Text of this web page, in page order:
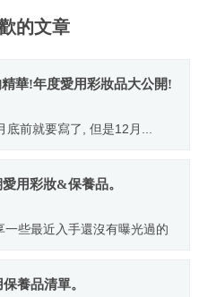
的文章
華!年度愛用彩妝品大公開!
前就要寫了, 但是12月...
用彩妝&保養品。
一些最近入手還沒有曝光過的
養品清單。